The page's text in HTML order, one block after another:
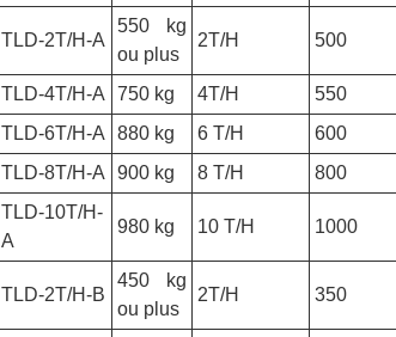
TLD-2T/H-A
550 kg
ou plus
2T/H 500
TLD-4T/H-A 750 kg 4T/H 550
TLD-6T/H-A
880 kg 6 T/H 600
TLD-8T/H-A
900 kg 8 T/H 800
TLD-10T/H-
A
980 kg 10 T/H 1000
TLD-2T/H-B
450 kg
ou plus
2T/H 350